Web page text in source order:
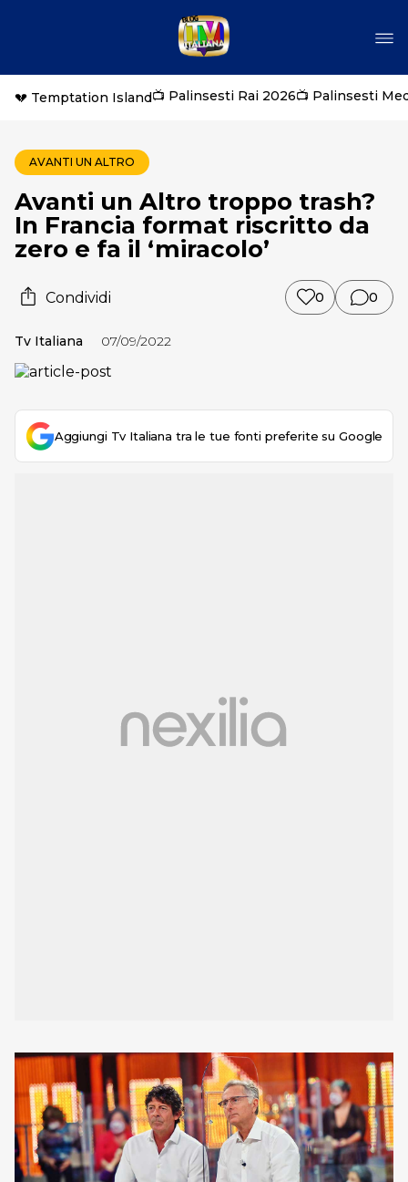
💔 Temptation Island📺 Palinsesti Rai 2026📺 Palinsesti
AVANTI UN ALTRO
Avanti un Altro troppo trash?
In Francia format riscritto da
zero e fa il ‘miracolo’
Condividi 0 0
Tv Italiana 07/09/2022
Aggiungi Tv Italiana tra le tue fonti preferite su Google